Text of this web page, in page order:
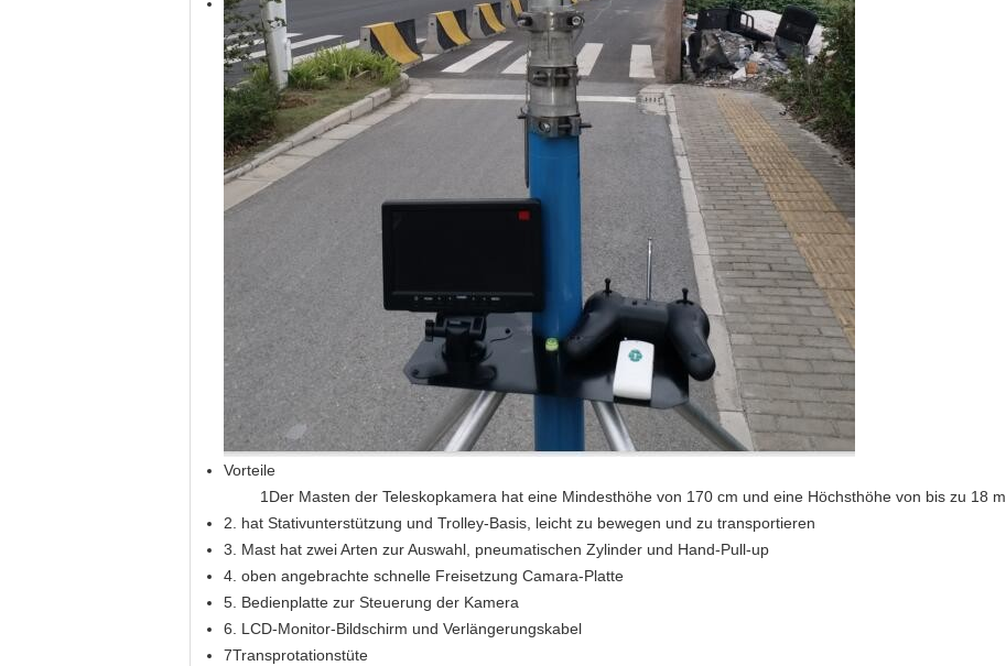
Vorteile
1Der Masten der Teleskopkamera hat eine Mindesthöhe von 170 cm und eine Höchsthöhe von bis zu 18 m.
2. hat Stativunterstützung und Trolley-Basis, leicht zu bewegen und zu transportieren
3. Mast hat zwei Arten zur Auswahl, pneumatischen Zylinder und Hand-Pull-up
4. oben angebrachte schnelle Freisetzung Camara-Platte
5. Bedienplatte zur Steuerung der Kamera
6. LCD-Monitor-Bildschirm und Verlängerungskabel
7Transprotationstüte